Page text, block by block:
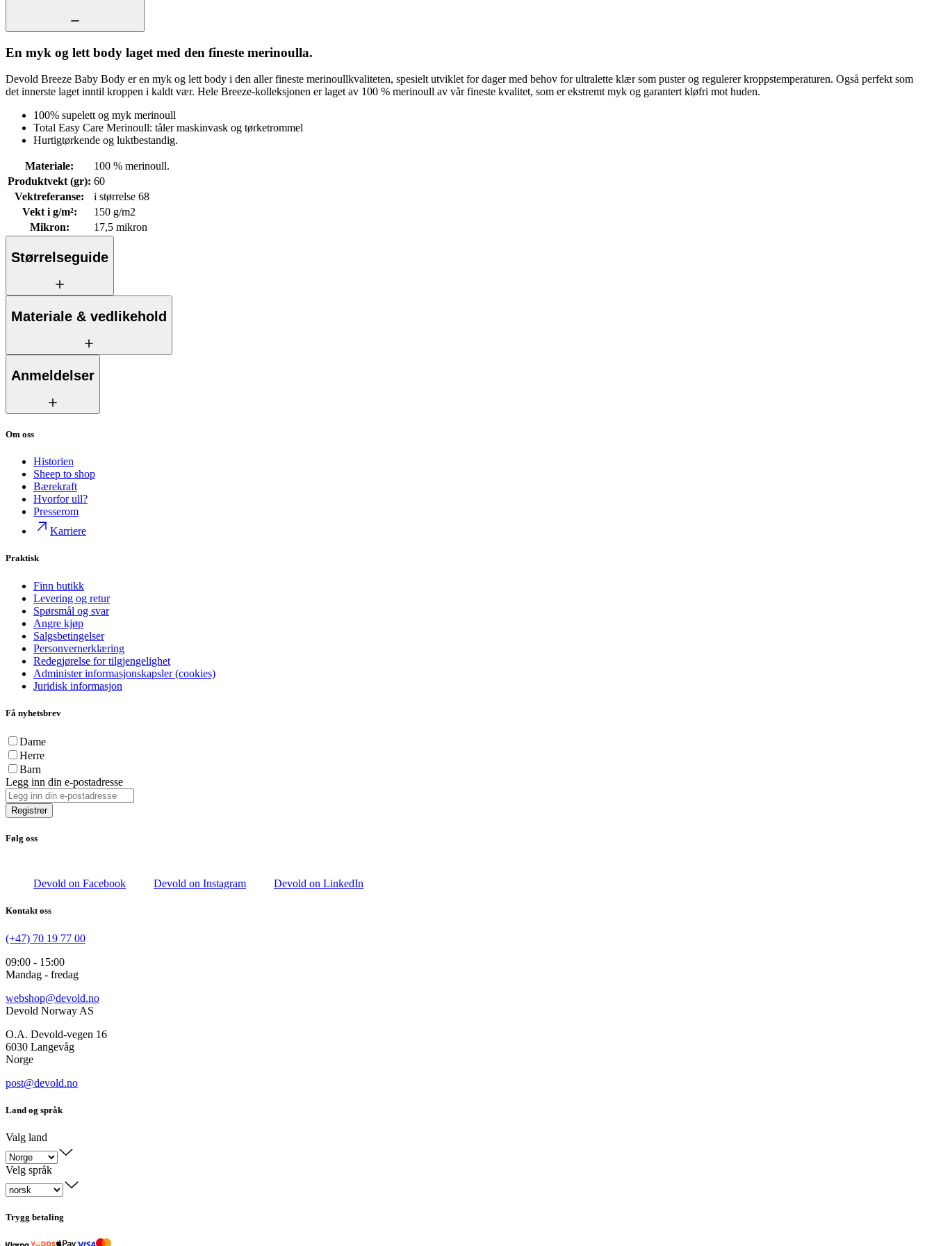
En myk og lett body laget med den fineste merinoulla.
Devold Breeze Baby Body er en myk og lett body i den aller fineste merinoullkvaliteten, spesielt utviklet for dager med behov for ultralette klær som puster og regulerer kroppstemperaturen. Også perfekt som
det innerste laget inntil kroppen i kaldt vær. Hele Breeze-kolleksjonen er laget av 100 % merinoull av vår fineste kvalitet, som er ekstremt myk og garantert kløfri mot huden.
100% supelett og myk merinoull
Total Easy Care Merinoull: tåler maskinvask og tørketrommel
Hurtigtørkende og luktbestandig.
Materiale:
100 % merinoull.
Produktvekt (gr): 60
Vektreferanse:
i størrelse 68
Vekt i g/m²:
150 g/m2
Mikron: 17,5 mikron
Størrelseguide
Materiale & vedlikehold
Anmeldelser
Om oss
Historien
Sheep to shop
Bærekraft
Hvorfor ull?
Presserom
Karriere
Praktisk
Finn butikk
Levering og retur
Spørsmål og svar
Angre kjøp
Salgsbetingelser
Personvernerklæring
Redegjørelse for tilgjengelighet
Administer informasjonskapsler (cookies)
Juridisk informasjon
Få nyhetsbrev
Dame
Herre
Barn
Legg inn din e-postadresse
Registrer
Følg oss
Devold on Facebook Devold on Instagram Devold on LinkedIn
Kontakt oss
(+47) 70 19 77 00
09:00 - 15:00
Mandag - fredag
webshop@devold.no
Devold Norway AS
O.A. Devold-vegen 16
6030 Langevåg
Norge
post@devold.no
Land og språk
Valg land
Velg språk
Trygg betaling